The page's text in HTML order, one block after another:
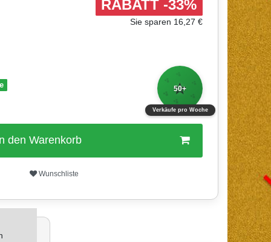
RABATT -33%
Sie sparen 16,27 €
✨
✨ ✨
⭐
50+
Verkäufe pro Woche
den Warenkorb
Wunschliste